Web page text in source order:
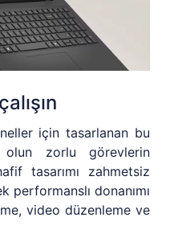
için tasarlanan bu
olun zorlu görevlerin
tasarımı zahmetsiz
performanslı donanımı
video düzenleme ve